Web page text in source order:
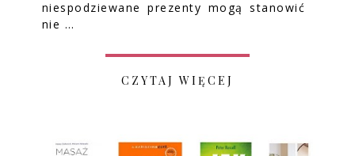
niespodziewane prezenty mogą stanowić
nie …
CZYTAJ WIĘCEJ